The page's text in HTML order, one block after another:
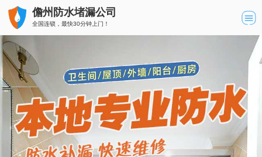
儋州防水堵漏公司
全国连锁，最快30分钟上门！